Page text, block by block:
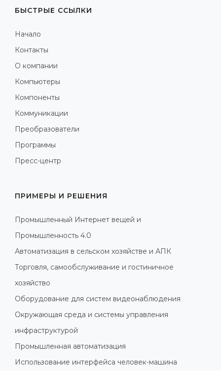
БЫСТРЫЕ ССЫЛКИ
Начало
Контакты
О компании
Компьютеры
Компоненты
Коммуникации
Преобразователи
Программы
Пресс-центр
ПРИМЕРЫ И РЕШЕНИЯ
Промышленный Интернет вещей и
Промышленность 4.0
Автоматизация в сельском хозяйстве и АПК
Торговля, самообслуживание и гостиничное
хозяйство
Оборудование для систем видеонаблюдения
Окружающая среда и системы управления
инфраструктурой
Промышленная автоматизация
Использование интерфейса человек-машина